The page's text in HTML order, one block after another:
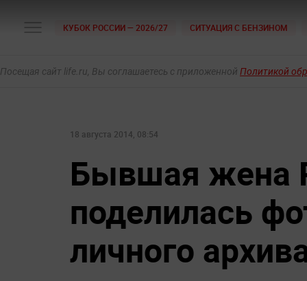
КУБОК РОССИИ — 2026/27 СИТУАЦИЯ С БЕНЗИНОМ
Посещая сайт life.ru, Вы соглашаетесь с приложенной Политикой
18 августа 2014, 08:54
Бывшая жена
поделилась
личного